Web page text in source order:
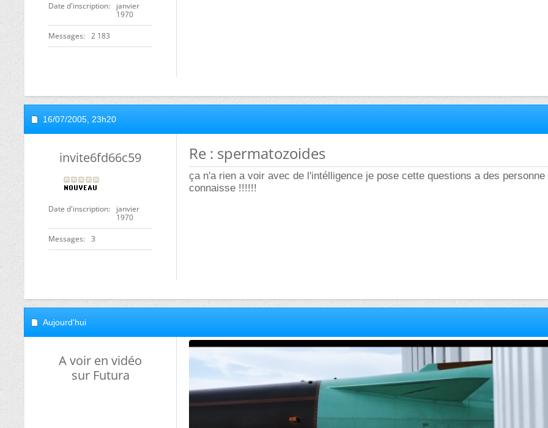
Date d'inscription
janvier
1970
Messages 2 183
16/07/2005, 23h20
invite6fd66c59
Date d'inscription
janvier
1970
Messages 3
Re : spermatozoides
ça n'a rien a voir avec de l'intélligence je pose cette questions a des personne
connaisse !!!!!!
Aujourd'hui
A voir en vidéo
sur Futura